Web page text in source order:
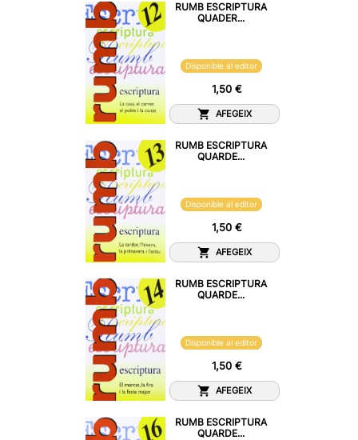
RUMB ESCRIPTURA
QUADER...
Disponible al editor
1,50 €
AFEGEIX
RUMB ESCRIPTURA
QUARDE...
Disponible al editor
1,50 €
AFEGEIX
RUMB ESCRIPTURA
QUARDE...
Disponible al editor
1,50 €
AFEGEIX
RUMB ESCRIPTURA
QUARDE...